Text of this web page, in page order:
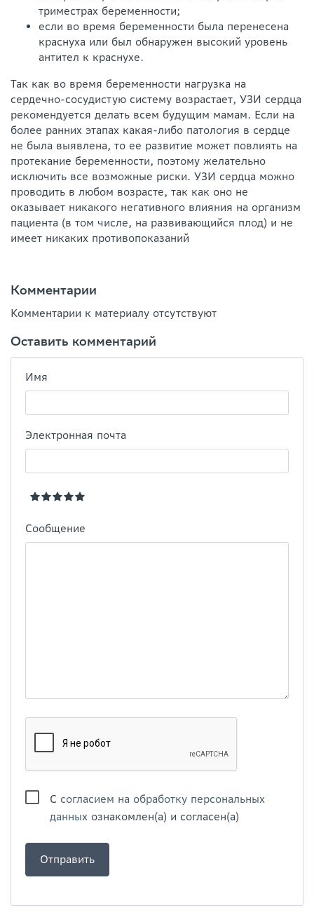
триместрах беременности;
если во время беременности была перенесена
краснуха или был обнаружен высокий уровень
антител к краснухе.
Так как во время беременности нагрузка на
сердечно-сосудистую систему возрастает, УЗИ сердца
рекомендуется делать всем будущим мамам. Если на
более ранних этапах какая-либо патология в сердце
не была выявлена, то ее развитие может повлиять на
протекание беременности, поэтому желательно
исключить все возможные риски. УЗИ сердца можно
проводить в любом возрасте, так как оно не
оказывает никакого негативного влияния на организм
пациента (в том числе, на развивающийся плод) и не
имеет никаких противопоказаний
Комментарии
Комментарии к материалу отсутствуют
Оставить комментарий
Имя
Электронная почта
Сообщение
С согласием на обработку персональных
данных ознакомлен(а) и согласен(а)